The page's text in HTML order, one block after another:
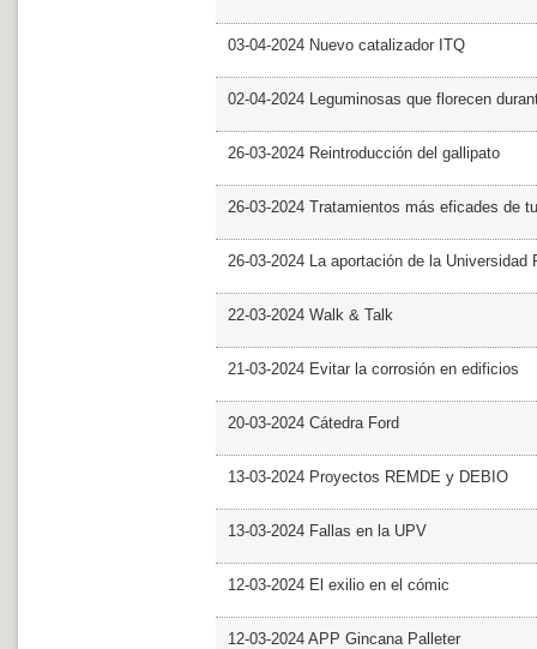
03-04-2024 Nuevo catalizador ITQ
02-04-2024 Leguminosas que florecen
26-03-2024 Reintroducción del gallipato
26-03-2024 Tratamientos más eficades de
26-03-2024 La aportación de la Universidad
22-03-2024 Walk & Talk
21-03-2024 Evitar la corrosión en edificios
20-03-2024 Cátedra Ford
13-03-2024 Proyectos REMDE y DEBIO
13-03-2024 Fallas en la UPV
12-03-2024 El exilio en el cómic
12-03-2024 APP Gincana Palleter